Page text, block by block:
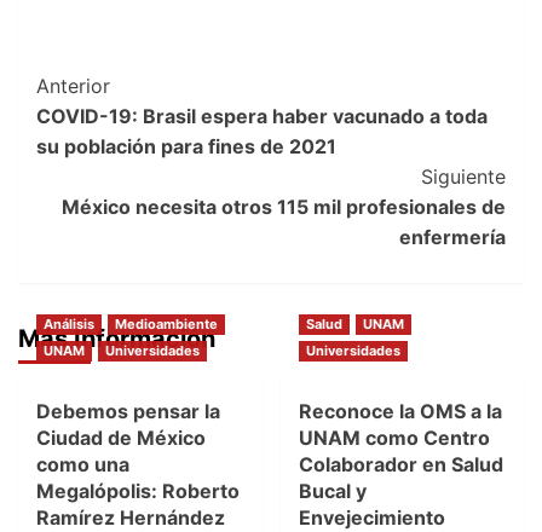
Post
Navigation
Anterior
COVID-19: Brasil espera haber vacunado a toda
su población para fines de 2021
Siguiente
México necesita otros 115 mil profesionales de
enfermería
Más Información
Análisis
Medioambiente
UNAM
Universidades
Debemos pensar la
Ciudad de México
como una
Megalópolis: Roberto
Ramírez Hernández
Salud
UNAM
Universidades
Reconoce la OMS a la
UNAM como Centro
Colaborador en Salud
Bucal y
Envejecimiento